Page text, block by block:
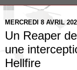
MERCREDI 8 AVRIL
Un Reaper
une
Hellfire